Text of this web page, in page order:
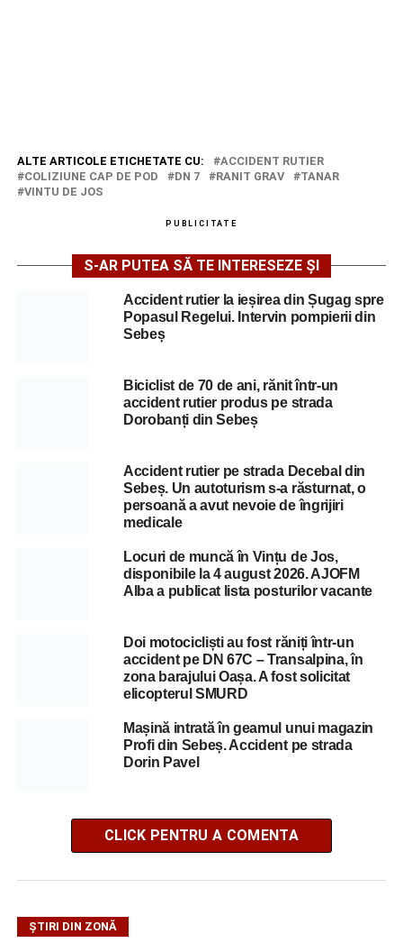
ALTE ARTICOLE ETICHETATE CU:
ACCIDENT RUTIER
COLIZIUNE CAP DE POD
DN 7 RANIT GRAV
TANAR
VINTU DE JOS
PUBLICITATE
S-AR PUTEA SĂ TE INTERESEZE ȘI
Accident rutier la ieșirea din Șugag spre
Popasul Regelui. Intervin pompierii din
Sebeș
Biciclist de 70 de ani, rănit într-un
accident rutier produs pe strada
Dorobanți din Sebeș
Accident rutier pe strada Decebal din
Sebeș. Un autoturism s-a răsturnat, o
persoană a avut nevoie de îngrijiri
medicale
Locuri de muncă în Vințu de Jos,
disponibile la 4 august 2026. AJOFM
Alba a publicat lista posturilor vacante
Doi motocicliști au fost răniți într-un
accident pe DN 67C – Transalpina, în
zona barajului Oașa. A fost solicitat
elicopterul SMURD
Mașină intrată în geamul unui magazin
Profi din Sebeș. Accident pe strada
Dorin Pavel
CLICK PENTRU A COMENTA
ȘTIRI DIN ZONĂ